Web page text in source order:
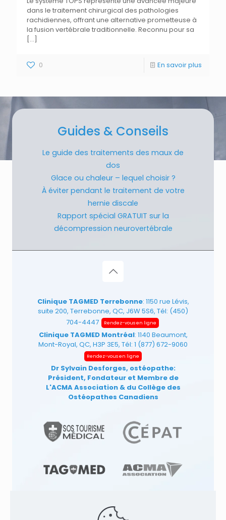
dans le traitement chirurgical des pathologies
rachidiennes, offrant une alternative prometteuse à
la fusion vertébrale traditionnelle. Reconnu pour sa
[…]
0 En savoir plus
Guides & Conseils
Le guide des traitements des maux de
dos
Glace ou chaleur – lequel choisir ?
À éviter pendant le traitement de votre
hernie discale
Rapport spécial GRATUIT sur la
décompression neurovertébrale
Clinique TAGMED Terrebonne: 1150 rue Lévis,
suite 200, Terrebonne, QC, J6W 5S6, Tél: (450)
704-4447
Rendez-vous en ligne
Clinique TAGMED Montréal: 1140 Beaumont,
Mont-Royal, QC, H3P 3E5, Tél: 1 (877) 672-9060
Rendez-vous en ligne
Dr Sylvain Desforges, ostéopathe:
Président, Fondateur et Membre de
L'ACMA Association & du Collège des
Ostéopathes Canadiens